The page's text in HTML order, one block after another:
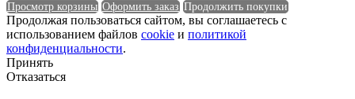
Единица измерения
Форма
Просмотр корзины Оформить заказ Продолжить покупки
Продолжая пользоваться сайтом, вы соглашаетесь с
использованием файлов cookie и политикой
конфиденциальности.
Принять
Отказаться